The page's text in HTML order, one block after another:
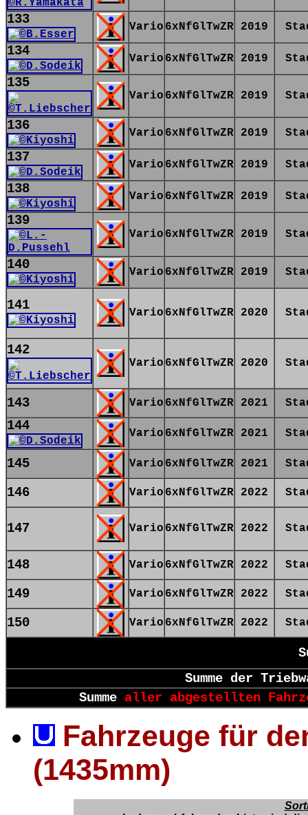
133 Vario 6xNfGlTwZR 2019
134 Vario 6xNfGlTwZR 2019
135
Vario 6xNfGlTwZR 2019
136 Vario 6xNfGlTwZR 2019
137 Vario 6xNfGlTwZR 2019
138 Vario 6xNfGlTwZR 2019
139
Vario 6xNfGlTwZR 2019
140 Vario 6xNfGlTwZR 2019
141 Vario 6xNfGlTwZR 2020
142
Vario 6xNfGlTwZR 2020
143 Vario 6xNfGlTwZR 2021
144 Vario 6xNfGlTwZR 2021
145 Vario 6xNfGlTwZR 2021
146 Vario 6xNfGlTwZR 2022
147 Vario 6xNfGlTwZR 2022
148 Vario 6xNfGlTwZR 2022
149 Vario 6xNfGlTwZR 2022
150 Vario 6xNfGlTwZR 2022
Summe der
Summe aller abgestellten
Fahrzeuge für
(1435mm)